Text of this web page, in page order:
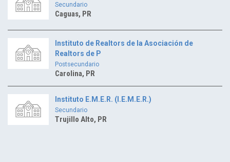
Secundario
Caguas, PR
Instituto de Realtors de la Asociación de
Realtors de P
Postsecundario
Carolina, PR
Instituto E.M.E.R. (I.E.M.E.R.)
Secundario
Trujillo Alto, PR